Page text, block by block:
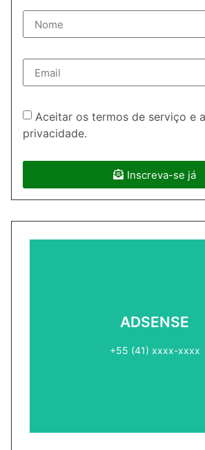
Aceitar os termos de serviço e
privacidade.
Inscreva-se já
ADSENSE
+55 (41) xxxx-xxxx
ADSENSE2
+55 (41) xxxx-xxxx